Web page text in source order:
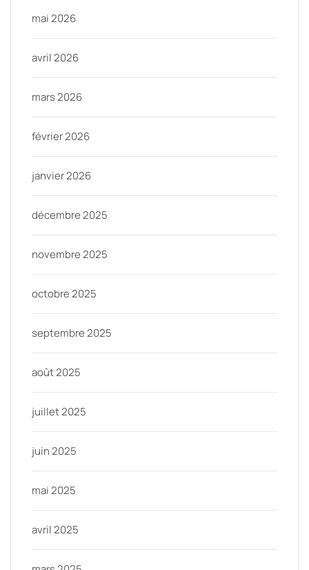
mai 2026
avril 2026
mars 2026
février 2026
janvier 2026
décembre 2025
novembre 2025
octobre 2025
septembre 2025
août 2025
juillet 2025
juin 2025
mai 2025
avril 2025